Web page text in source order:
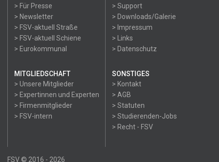
> Für Presse
> Newsletter
> FSV-aktuell Straße
> FSV-aktuell Schiene
> Eurokommunal
> Support
> Downloads/Galerie
> Impressum
> Links
> Datenschutz
MITGLIEDSCHAFT
> Unsere Mitglieder
> Expertinnen und Experten
> Firmenmitglieder
> FSV-intern
SONSTIGES
> Kontakt
> AGB
> Statuten
> Studierenden-Jobs
> Recht - FSV
FSV © 2016 - 2026